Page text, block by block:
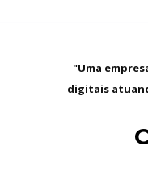
"Uma
digitais